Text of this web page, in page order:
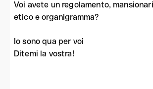
Voi avete un regolamento,
etico e organigramma?
Io sono qua per voi
Ditemi la vostra!